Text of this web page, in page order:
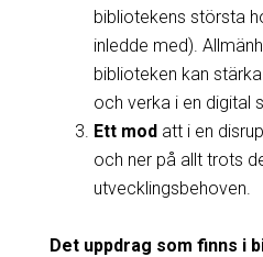
bibliotekens största
inledde med).
biblioteken kan
och verka i en digital
Ett modatt i en
och ner på allt trots
utvecklingsbehoven.
Det uppdrag som finns i